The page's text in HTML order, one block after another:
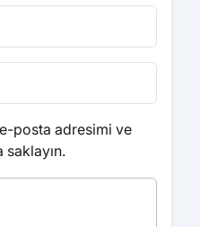
posta adresimi ve
saklayın.